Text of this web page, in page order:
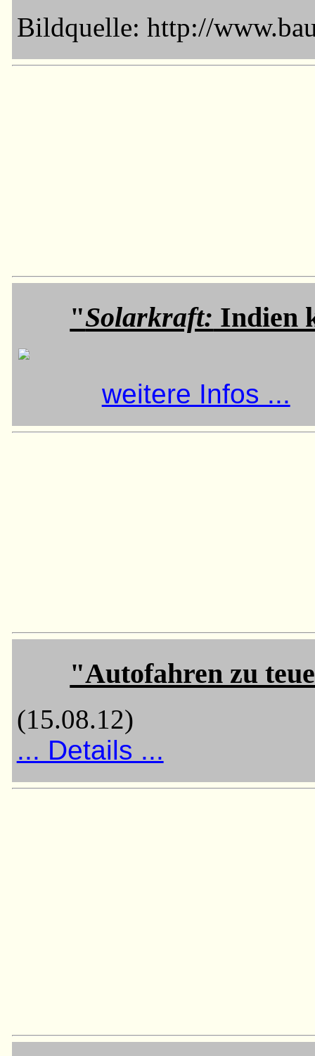
Bildquelle: http://
"Solarkraft: Indien
weitere Infos ...
"Autofahren zu
(15.08.12)
... Details ...